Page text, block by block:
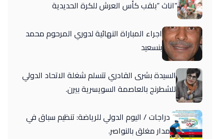
“اناث “بلقب كأس العرش للكرة الحديدية
اجراء المباراة النهائية لدوري المرحوم محمد
بنسعيد
السيدة بشرى القادري تتسلم شغلة الاتحاد الدولي
للشطرنج بالعاصمة السويسرية بيرن.
دراجات / اليوم الدولي للرياضة: تنظيم سباق في
مدار مغلق بالنواصر.